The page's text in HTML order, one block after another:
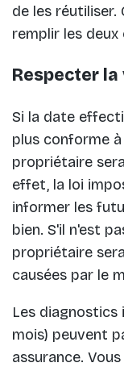
de les réutiliser.
remplir les
Respecter
Si la date
plus conforme
propriétaire
effet, la loi
informer les
bien. S'il n'est
propriétaire
causées par le
Les
mois) peuvent
assurance.